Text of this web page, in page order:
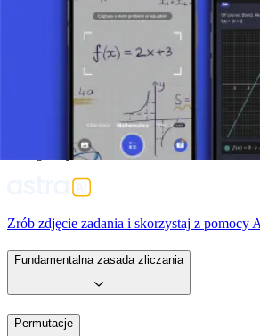
Permutacje są fundamentalnym pojęciem w
pozwala matematykom i naukowcom
możliwych układów. Zrozumienie tej
studentów i profesjonalistów w matematyce,
i innych pokrewnych dyscyplinach. Te
rozwiązywania złożonych problemów w
naukowych i praktycznych, od
oprogramowania po zrozumienie
biologicznych.
Zrób zdjęcie zadania i skorzystaj z pomocy
Fundamentalna zasada zliczania
Permutacje